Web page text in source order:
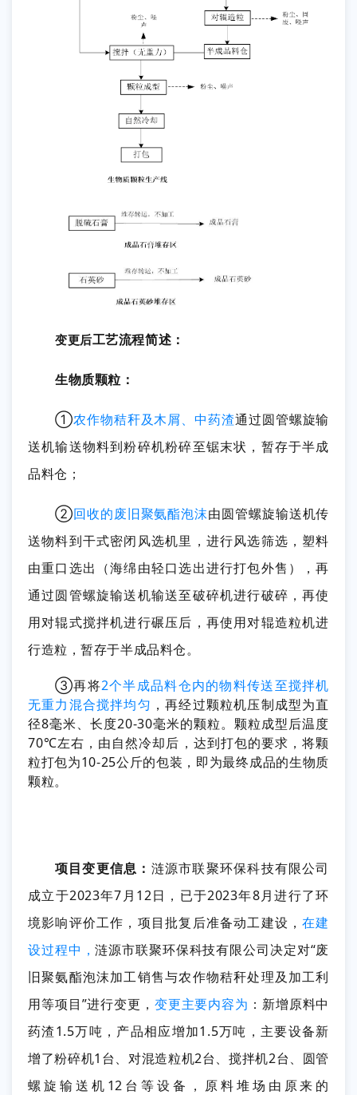
变更后工艺流程简述：
生物质颗粒：
①农作物秸秆及木屑、中药渣通过圆管螺旋输
送机输送物料到粉碎机粉碎至锯末状，暂存于半成
品料仓；
②回收的废旧聚氨酯泡沫由圆管螺旋输送机传
送物料到干式密闭风选机里，进行风选筛选，塑料
由重口选出（海绵由轻口选出进行打包外售），再
通过圆管螺旋输送机输送至破碎机进行破碎，再使
用对辊式搅拌机进行碾压后，再使用对辊造粒机进
行造粒，暂存于半成品料仓。
③再将2个半成品料仓内的物料传送至搅拌机
无重力混合搅拌均匀 ，再经过颗粒机压制成型为直
径8毫米、长度20-30毫米的颗粒。颗粒成型后温度
70℃左右，由自然冷却后，达到打包的要求，将颗
粒打包为10-25公斤的包装，即为最终成品的生物质
颗粒。
项目变更信息： 涟源市联聚环保科技有限公司
成立于2023年7月12日，已于2023年8月进行了环
境影响评价工作， 项目批复后准备动工建设，在建
设过程中，涟源市联聚环保科技有限公司决定对“废
旧聚氨酯泡沫加工销售与农作物秸秆处理及加工利
用等项目”进行变更， 变更主要内容为 ： 新增原料中
药渣1.5万吨，产品相应增加1.5万吨，主要设备新
增了粉碎机1台、对混造粒机2台、搅拌机2台、圆管
螺旋输送机12台等设备，原料堆场由原来的